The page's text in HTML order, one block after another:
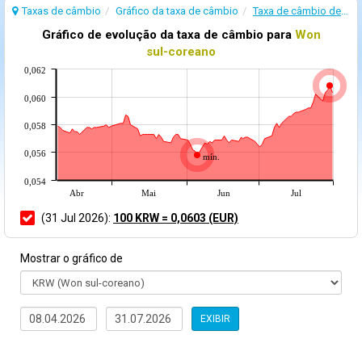
Taxas de câmbio Gráfico da taxa de câmbio Taxa de câmbio de Won sul-coreano
Gráfico de evolução da taxa de câmbio para Won
sul-coreano
mín.
Abr Mai Jun Jul
0,054
0,056
0,058
0,060
0,062
(31 Jul 2026): 100 KRW = 0,0603 (EUR)
Mostrar o gráfico de
EXIBIR